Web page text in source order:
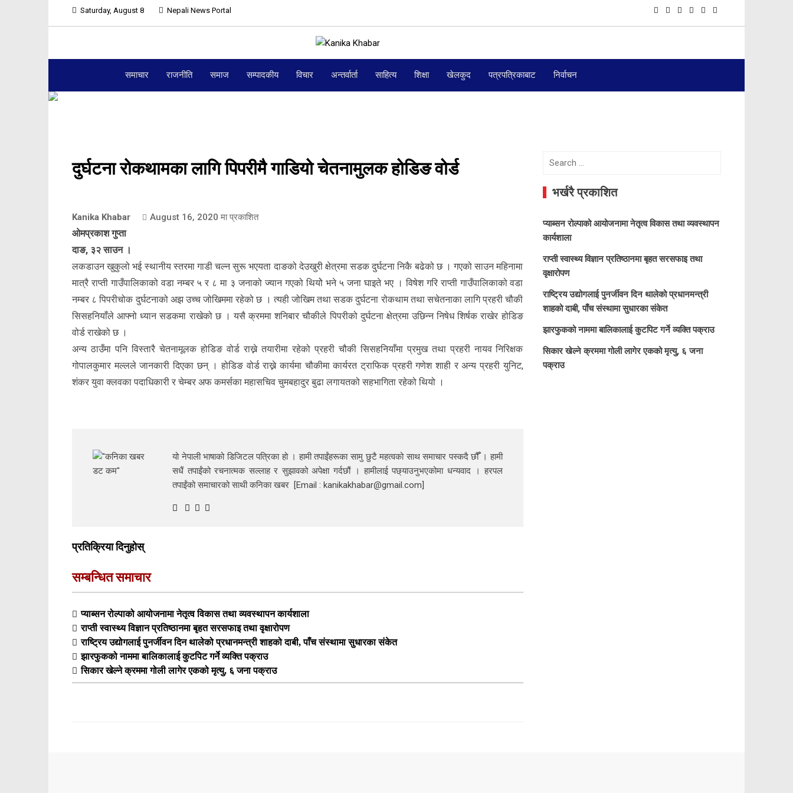
Saturday, August 8 Nepali News Portal
समाचार राजनीति समाज सम्पादकीय विचार अन्तर्वार्ता साहित्य शिक्षा खेलकुद पत्रपत्रिकाबाट निर्वाचन
दुर्घटना रोकथामका लागि पिपरीमै गाडियो चेतनामुलक होडिङ वोर्ड
Kanika Khabar August 16, 2020 मा प्रकाशित
ओमप्रकाश गुप्ता
दाङ, ३२ साउन ।
लकडाउन खुकुलो भई स्थानीय स्तरमा गाडी चल्न सुरू भएयता दाङको देउखुरी क्षेत्रमा सडक दुर्घटना निकै बढेको छ । गएको साउन महिनामा
मात्रै राप्ती गाउँपालिकाको वडा नम्बर ५ र ८ मा ३ जनाको ज्यान गएको थियोे भने ५ जना घाइते भए । विषेश गरि राप्ती गाउँपालिकाको वडा
नम्बर ८ पिपरीचोक दुर्घटनाको अझ उच्च जोखिममा रहेको छ । त्यही जोखिम तथा सडक दुर्घटना रोकथाम तथा सचेतनाका लागि प्रहरी चौकी
सिसहनियाँले आफ्न‍ो ध्यान सडकमा राखेको छ । यसै क्रममा शनिबार चौकीले पिपरीको दुर्घटना क्षेत्रमा उछिन्न निषेध शिर्षक राखेर होडिङ
वोर्ड राखेको छ ।
अन्य ठाउँमा पनि विस्तारै चेतनामूलक होडिङ वोर्ड राख्ने तयारीमा रहेको प्रहरी चौकी सिसहनियाँमा प्रमुख तथा प्रहरी नायव निरिक्षक
गोपालकुमार मल्लले जानकारी दिएका छन् । होडिङ वोर्ड राख्ने कार्यमा चौकीमा कार्यरत ट्राफिक प्रहरी गणेश शाही र अन्य प्रहरी युनिट,
शंकर युवा क्लवका पदाधिकारी र चेम्बर अफ कमर्सका महासचिव चुमबहादुर बुढा लगायतको सहभागिता रहेको थियो ।
यो नेपाली भाषाको डिजिटल पत्रिका हो । हामी तपाईंहरूका सामु छुटै महत्वको साथ समाचार पस्कदै छौँँ । हामी
सधैं तपाईंको रचनात्मक सल्लाह र सुझावको अपेक्षा गर्दछौं । हामीलाई पछ्याउनुभएकोमा धन्यवाद । हरपल
तपाईंको समाचारको साथी कनिका खबर [Email : kanikakhabar@gmail.com]
प्रतिक्रिया दिनुहोस्
सम्बन्धित समाचार
प्याब्सन रोल्पाको आयोजनामा नेतृत्व विकास तथा व्यवस्थापन कार्यशाला
राप्ती स्वास्थ्य विज्ञान प्रतिष्ठानमा बृहत सरसफाइ तथा वृक्षारोपण
राष्ट्रिय उद्योगलाई पुनर्जीवन दिन थालेको प्रधानमन्त्री शाहको दाबी, पाँच संस्थामा सुधारका संकेत
झारफुकको नाममा बालिकालाई कुटपिट गर्ने व्यक्ति पक्राउ
सिकार खेल्ने क्रममा गोली लागेर एकको मृत्यु, ६ जना पक्राउ
Search
भर्खरै प्रकाशित
प्याब्सन रोल्पाको आयोजनामा नेतृत्व विकास तथा व्यवस्थापन
कार्यशाला
राप्ती स्वास्थ्य विज्ञान प्रतिष्ठानमा बृहत सरसफाइ तथा
वृक्षारोपण
राष्ट्रिय उद्योगलाई पुनर्जीवन दिन थालेको प्रधानमन्त्री
शाहको दाबी, पाँच संस्थामा सुधारका संकेत
झारफुकको नाममा बालिकालाई कुटपिट गर्ने व्यक्ति पक्राउ
सिकार खेल्ने क्रममा गोली लागेर एकको मृत्यु, ६ जना
पक्राउ